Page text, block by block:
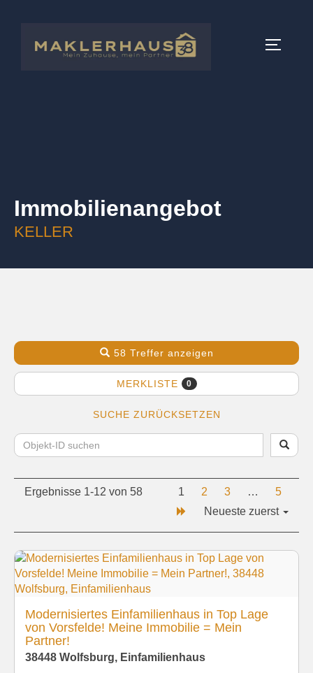
Immobilien­angebot
KELLER
58 Treffer anzeigen
MERKLISTE 0
SUCHE ZURÜCKSETZEN
Ergebnisse 1-12 von 58 1 2 3 …
5
Neueste zuerst
Modernisiertes Einfamilienhaus in Top Lage
von Vorsfelde! Meine Immobilie = Mein
Partner!
38448 Wolfsburg, Einfamilienhaus